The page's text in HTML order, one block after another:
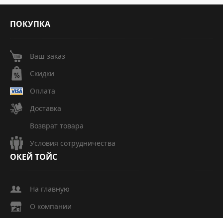
ПОКУПКА
Ваш заказ
Скидки
Оплата
Доставка
Возврат товара
Условия сотрудничества
ОКЕЙ ТОЙС
На главную
О компании